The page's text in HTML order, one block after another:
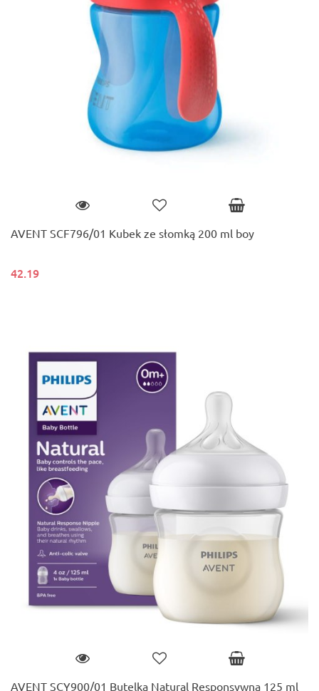
AVENT SCF796/01 Kubek ze słomką 200 ml boy
42.19
AVENT SCY900/01 Butelka Natural Responsywna 125 ml